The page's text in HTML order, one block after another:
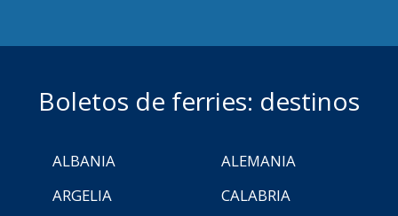
Boletos de ferries: destinos
ALBANIA
ALEMANIA
ARGELIA
CALABRIA